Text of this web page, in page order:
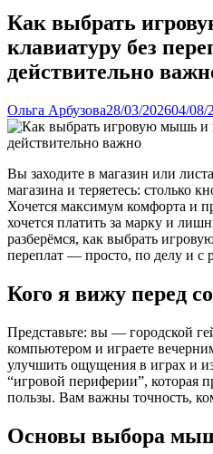
Как выбрать
клавиатуру без
действительно
Ольга Арбузова28/03/202604/08/
Вы заходите в магазин или
магазина и теряетесь: столько
Хочется максимум комфорта и
хочется платить за марку и
разберёмся, как выбрать
переплат — просто, по делу и с
Кого я вижу перед
Представьте: вы — городской
компьютером и играете
улучшить ощущения в играх и
“игровой периферии”, которая
пользы. Вам важны точность,
Основы выбора